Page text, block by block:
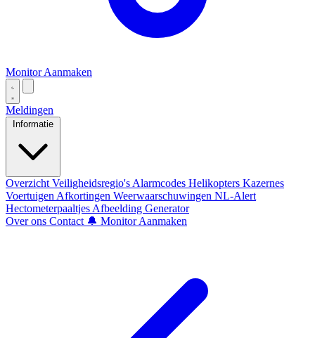
Monitor Aanmaken
Meldingen
Informatie
Overzicht Veiligheidsregio's Alarmcodes Helikopters Kazernes
Voertuigen Afkortingen Weerwaarschuwingen NL-Alert
Hectometerpaaltjes Afbeelding Generator
Over ons Contact 🔔 Monitor Aanmaken